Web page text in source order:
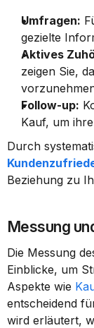
Umfragen:
gezielte
Aktives
zeigen Sie,
Follow-up:
Kauf, um
Beziehung zu
Messung
Die Messung
Einblicke, um
Aspekte wie
entscheidend
wird erläutert,